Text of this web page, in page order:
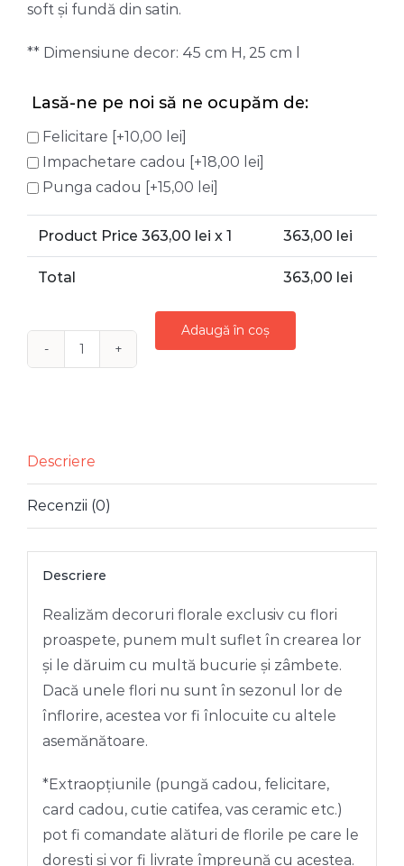
soft și fundă din satin.
** Dimensiune decor: 45 cm H, 25 cm l
Lasă-ne pe noi să ne ocupăm de:
Felicitare [+10,00 lei]
Impachetare cadou [+18,00 lei]
Punga cadou [+15,00 lei]
Product Price 363,00 lei x 1 363,00 lei
Total 363,00 lei
DEGRADE
Adaugă în coș
Descriere
Recenzii (0)
Descriere
Realizăm decoruri florale exclusiv cu flori
proaspete, punem mult suflet în crearea lor
și le dăruim cu multă bucurie și zâmbete.
Dacă unele flori nu sunt în sezonul lor de
înflorire, acestea vor fi înlocuite cu altele
asemănătoare.
*Extraopțiunile (pungă cadou, felicitare,
card cadou, cutie catifea, vas ceramic etc.)
pot fi comandate alături de florile pe care le
dorești și vor fi livrate împreună cu acestea.